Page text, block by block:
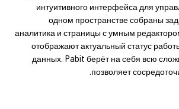
интуитивного интерфейса для
одном пространстве собраны
аналитика и страницы с умным
отображают актуальный статус
данных. Pabit берёт на себя всю
позволяет